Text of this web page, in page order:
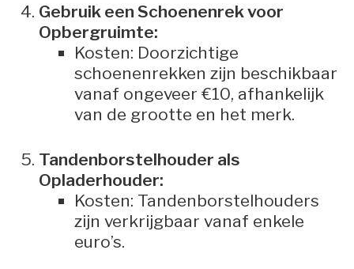
Gebruik een Schoenenrek voor
Opbergruimte:
Kosten: Doorzichtige
schoenenrekken zijn beschikbaar
vanaf ongeveer €10, afhankelijk
van de grootte en het merk.
Tandenborstelhouder als
Opladerhouder:
Kosten: Tandenborstelhouders
zijn verkrijgbaar vanaf enkele
euro’s.